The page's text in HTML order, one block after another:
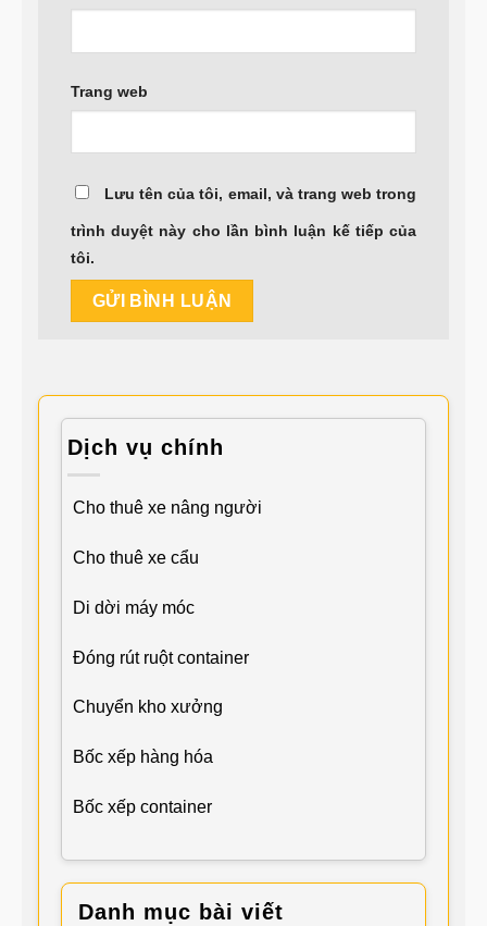
Trang web
Lưu tên của tôi, email, và trang web trong
trình duyệt này cho lần bình luận kế tiếp của
tôi.
Dịch vụ chính
Cho thuê xe nâng người
Cho thuê xe cẩu
Di dời máy móc
Đóng rút ruột container
Chuyển kho xưởng
Bốc xếp hàng hóa
Bốc xếp container
Danh mục bài viết